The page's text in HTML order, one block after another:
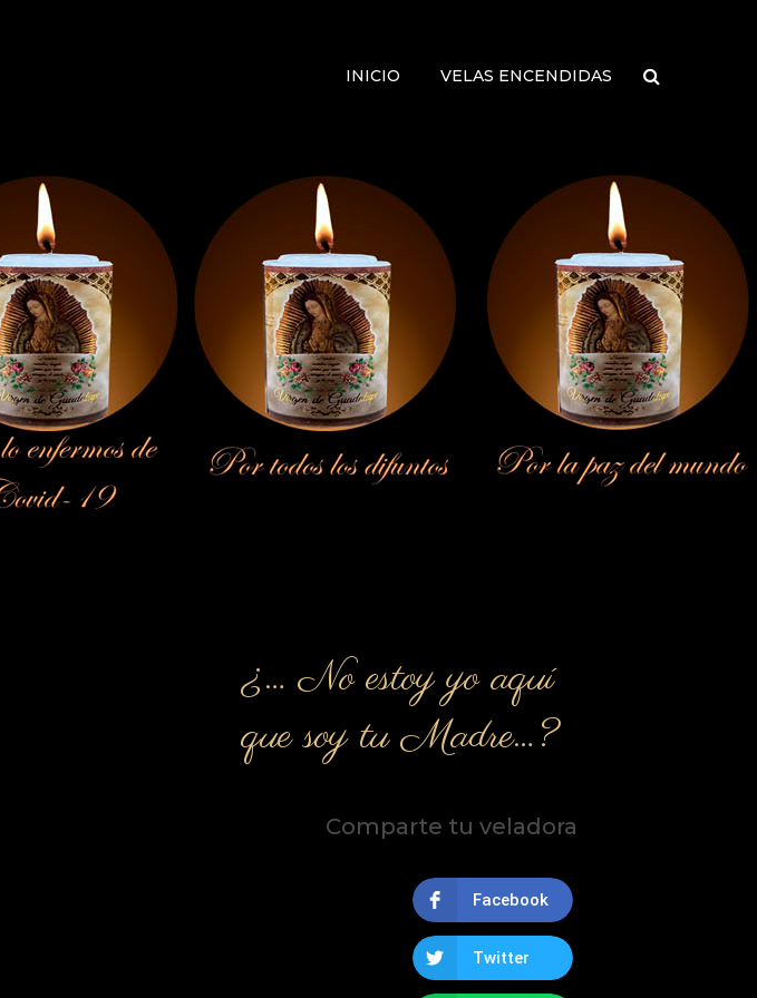
INICIO VELAS ENCENDIDAS
¿… No estoy yo aquí
que soy tu Madre…?
Comparte tu veladora
Facebook
Twitter